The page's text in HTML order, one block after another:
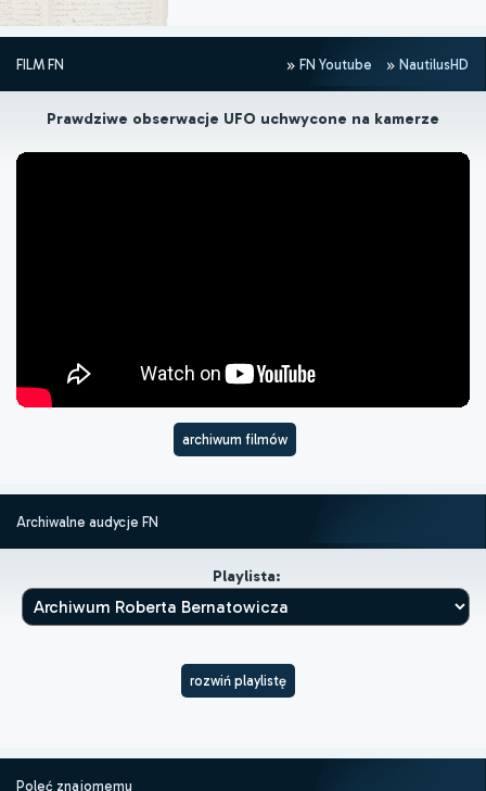
FILM FN FN Youtube NautilusHD
Prawdziwe obserwacje UFO uchwycone na kamerze
archiwum filmów
Archiwalne audycje FN
Playlista:
rozwiń playlistę
Poleć znajomemu